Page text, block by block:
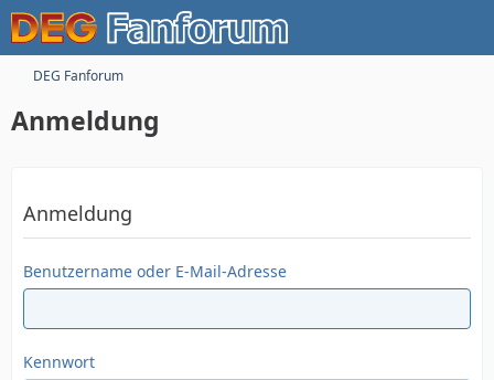
DEG Fanforum
Anmeldung
Anmeldung
Benutzername oder E-Mail-Adresse
Kennwort